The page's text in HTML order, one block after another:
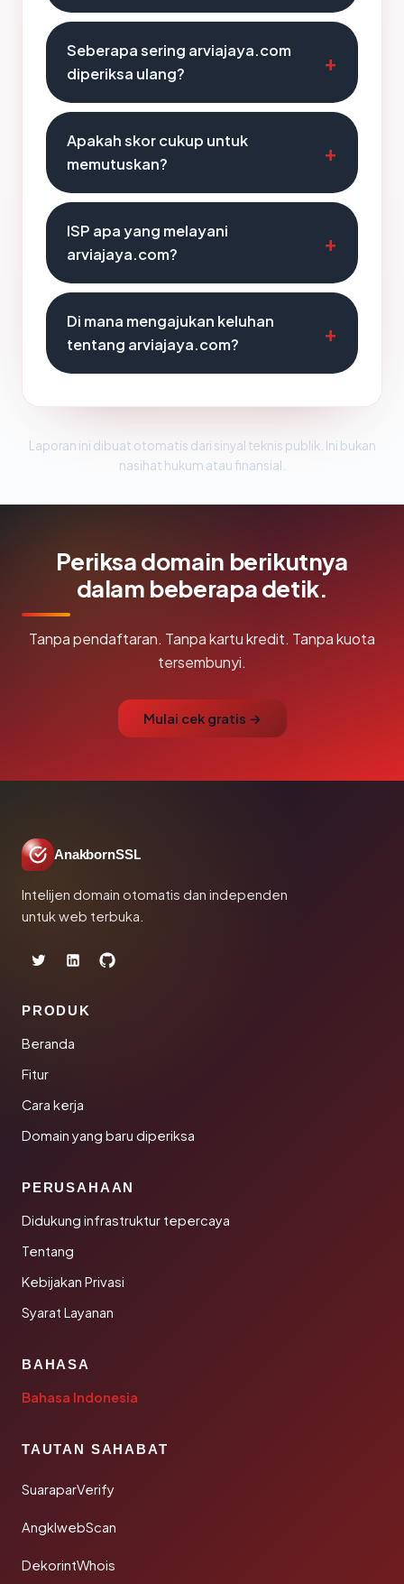
Seberapa sering arviajaya.com
diperiksa ulang?
Apakah skor cukup untuk
memutuskan?
ISP apa yang melayani
arviajaya.com?
Di mana mengajukan keluhan
tentang arviajaya.com?
Laporan ini dibuat otomatis dari sinyal teknis publik. Ini bukan
nasihat hukum atau finansial.
Periksa domain berikutnya
dalam beberapa detik.
Tanpa pendaftaran. Tanpa kartu kredit. Tanpa kuota
tersembunyi.
Mulai cek gratis →
AnakbornSSL
Intelijen domain otomatis dan independen
untuk web terbuka.
PRODUK
Beranda
Fitur
Cara kerja
Domain yang baru diperiksa
PERUSAHAAN
Didukung infrastruktur tepercaya
Tentang
Kebijakan Privasi
Syarat Layanan
BAHASA
Bahasa Indonesia
TAUTAN SAHABAT
SuaraparVerify
AngklwebScan
DekorintWhois